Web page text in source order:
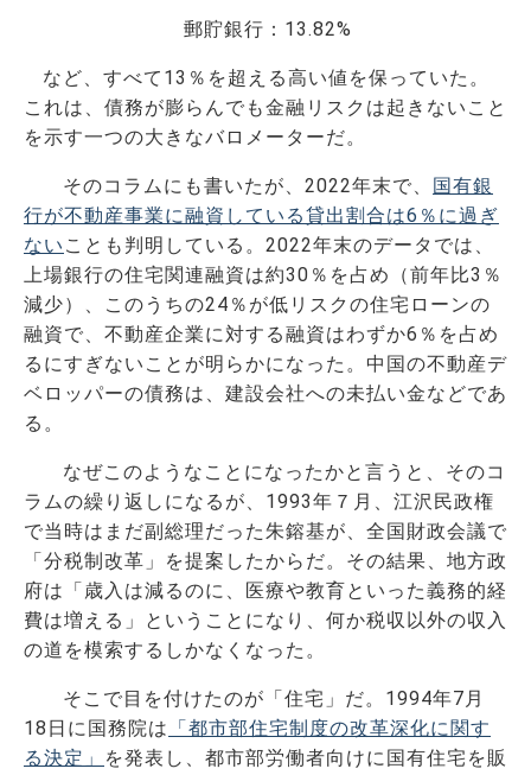
郵貯銀行：13.82%
など、すべて13％を超える高い値を保っていた。
これは、債務が膨らんでも金融リスクは起きないこと
を示す一つの大きなバロメーターだ。
そのコラムにも書いたが、2022年末で、
国有銀
行が不動産事業に融資している貸出割合は6％に過ぎ
ない ことも判明している。2022年末のデータでは、
上場銀行の住宅関連融資は約30％を占め（前年比3％
減少）、このうちの24％が低リスクの住宅ローンの
融資で、不動産企業に対する融資はわずか6％を占め
るにすぎないことが明らかになった。中国の不動産デ
ベロッパーの債務は、建設会社への未払い金などであ
る。
なぜこのようなことになったかと言うと、そのコ
ラムの繰り返しになるが、1993年７月、江沢民政権
で当時はまだ副総理だった朱鎔基が、全国財政会議で
「分税制改革」を提案したからだ。その結果、地方政
府は「歳入は減るのに、医療や教育といった義務的経
費は増える」ということになり、何か税収以外の収入
の道を模索するしかなくなった。
そこで目を付けたのが「住宅」だ。1994年7月
18日に国務院は 「都市部住宅制度の改革深化に関す
る決定」
を発表し、都市部労働者向けに国有住宅を販